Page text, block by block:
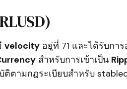
velocityอยู่ที่ 71 และได้รับกา
สำหรับการเข้าเป็น
ตามกฎระเบียบสำหรับ